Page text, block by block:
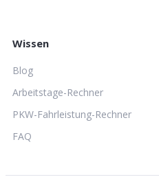
Wissen
Blog
Arbeitstage-Rechner
PKW-Fahrleistung-Rechner
FAQ